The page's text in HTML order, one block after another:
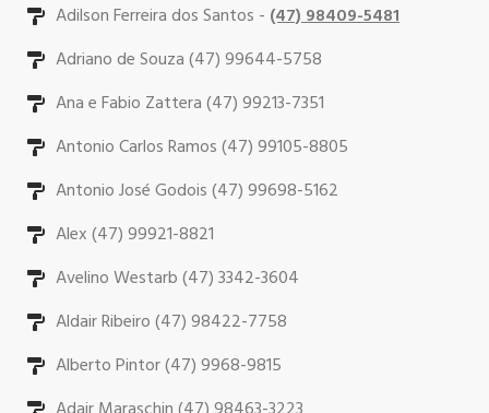
Adilson Ferreira dos Santos - (47) 98409-5481
Adriano de Souza (47) 99644-5758
Ana e Fabio Zattera (47) 99213-7351
Antonio Carlos Ramos (47) 99105-8805
Antonio José Godois (47) 99698-5162
Alex (47) 99921-8821
Avelino Westarb (47) 3342-3604
Aldair Ribeiro (47) 98422-7758
Alberto Pintor (47) 9968-9815